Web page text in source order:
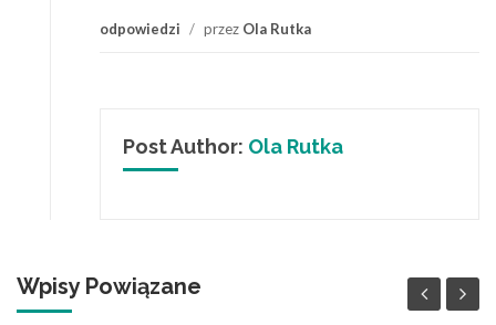
odpowiedzi / przez Ola Rutka
Post Author: Ola Rutka
Wpisy Powiązane